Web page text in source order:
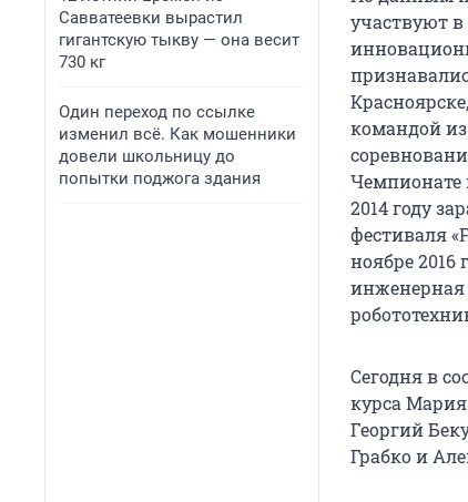
Савватеевки вырастил
гигантскую тыкву — она весит
730 кг
Один переход по ссылке
изменил всё. Как мошенники
довели школьницу до
попытки поджога здания
участвуют в
командой
Чемпионате
2014 году
фестиваля
ноябре
инженерная
Сегодня в
курса
Георгий
Грабко и